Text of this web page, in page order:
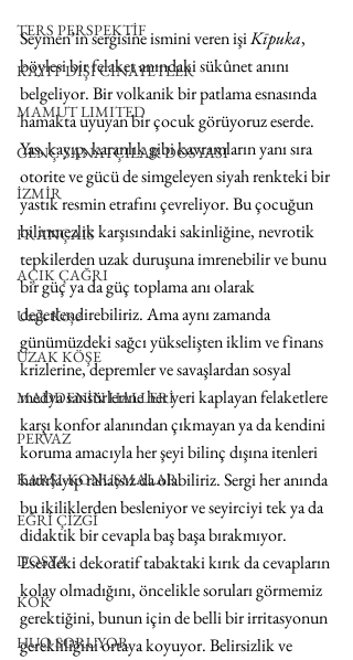
TERS PERSPEKTİF
KAYIT DIŞI CİNAYETLER
MAMUT LIMITED
GENÇ SANATÇILAR DOSYASI
İZMİR
FRANÇAIS
AÇIK ÇAĞRI
Uzak Köşe
UZAK KÖŞE
MADDENİN HALLERİ
PERVAZ
KARŞI-KONUŞMALAR
EĞRİ ÇİZGİ
DOSYA
KÖK
HUO SORUYOR
Seymen’in sergisine ismini veren işi Kīpuka,
böylesi bir felaket anındaki sükûnet anını
belgeliyor. Bir volkanik bir patlama esnasında
hamakta uyuyan bir çocuk görüyoruz eserde.
Yas, kayıp, karanlık gibi kavramların yanı sıra
otorite ve gücü de simgeleyen siyah renkteki bir
yastık resmin etrafını çevreliyor. Bu çocuğun
bilinmezlik karşısındaki sakinliğine, nevrotik
tepkilerden uzak duruşuna imrenebilir ve bunu
bir güç ya da güç toplama anı olarak
değerlendirebiliriz. Ama aynı zamanda
günümüzdeki sağcı yükselişten iklim ve finans
krizlerine, depremler ve savaşlardan sosyal
medya sansürlerine her yeri kaplayan felaketlere
karşı konfor alanından çıkmayan ya da kendini
koruma amacıyla her şeyi bilinç dışına itenleri
hatırlayıp rahatsız da olabiliriz. Sergi her anında
bu ikiliklerden besleniyor ve seyirciyi tek ya da
didaktik bir cevapla baş başa bırakmıyor.
Eserdeki dekoratif tabaktaki kırık da cevapların
kolay olmadığını, öncelikle soruları görmemiz
gerektiğini, bunun için de belli bir irritasyonun
gerekliliğini ortaya koyuyor. Belirsizlik ve